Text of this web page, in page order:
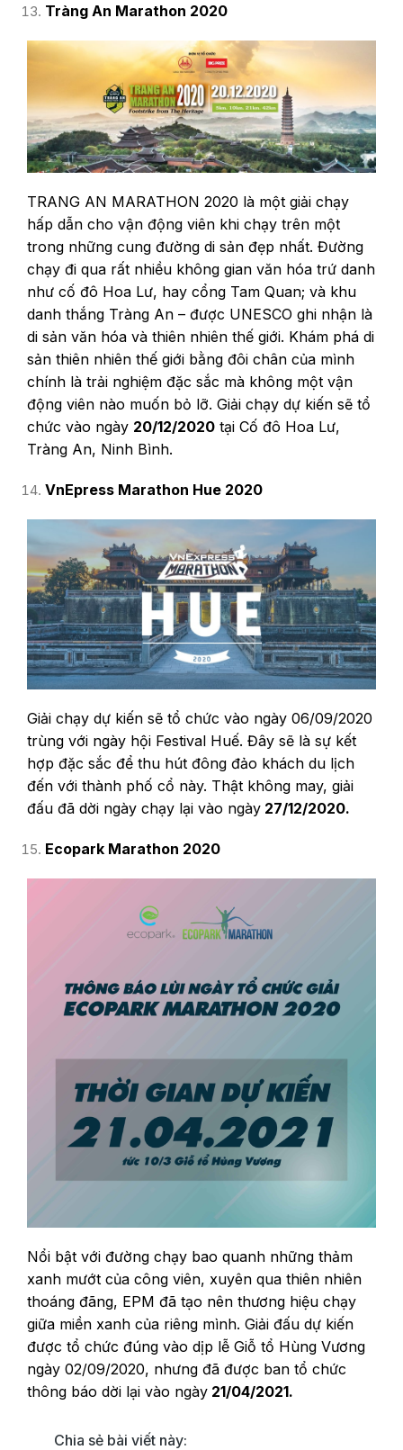
Tràng An Marathon 2020
TRANG AN MARATHON 2020 là một giải chạy
hấp dẫn cho vận động viên khi chạy trên một
trong những cung đường di sản đẹp nhất. Đường
chạy đi qua rất nhiều không gian văn hóa trứ danh
như cố đô Hoa Lư, hay cổng Tam Quan; và khu
danh thắng Tràng An – được UNESCO ghi nhận là
di sản văn hóa và thiên nhiên thế giới. Khám phá di
sản thiên nhiên thế giới bằng đôi chân của mình
chính là trải nghiệm đặc sắc mà không một vận
động viên nào muốn bỏ lỡ. Giải chạy dự kiến sẽ tổ
chức vào ngày 20/12/2020 tại Cố đô Hoa Lư,
Tràng An, Ninh Bình.
VnEpress Marathon Hue 2020
Giải chạy dự kiến sẽ tổ chức vào ngày 06/09/2020
trùng với ngày hội Festival Huế. Đây sẽ là sự kết
hợp đặc sắc để thu hút đông đảo khách du lịch
đến với thành phố cổ này. Thật không may, giải
đấu đã dời ngày chạy lại vào ngày 27/12/2020.
Ecopark Marathon 2020
Nổi bật với đường chạy bao quanh những thảm
xanh mướt của công viên, xuyên qua thiên nhiên
thoáng đãng, EPM đã tạo nên thương hiệu chạy
giữa miền xanh của riêng mình. Giải đấu dự kiến
được tổ chức đúng vào dịp lễ Giỗ tổ Hùng Vương
ngày 02/09/2020, nhưng đã được ban tổ chức
thông báo dời lại vào ngày 21/04/2021.
Chia sẻ bài viết này: